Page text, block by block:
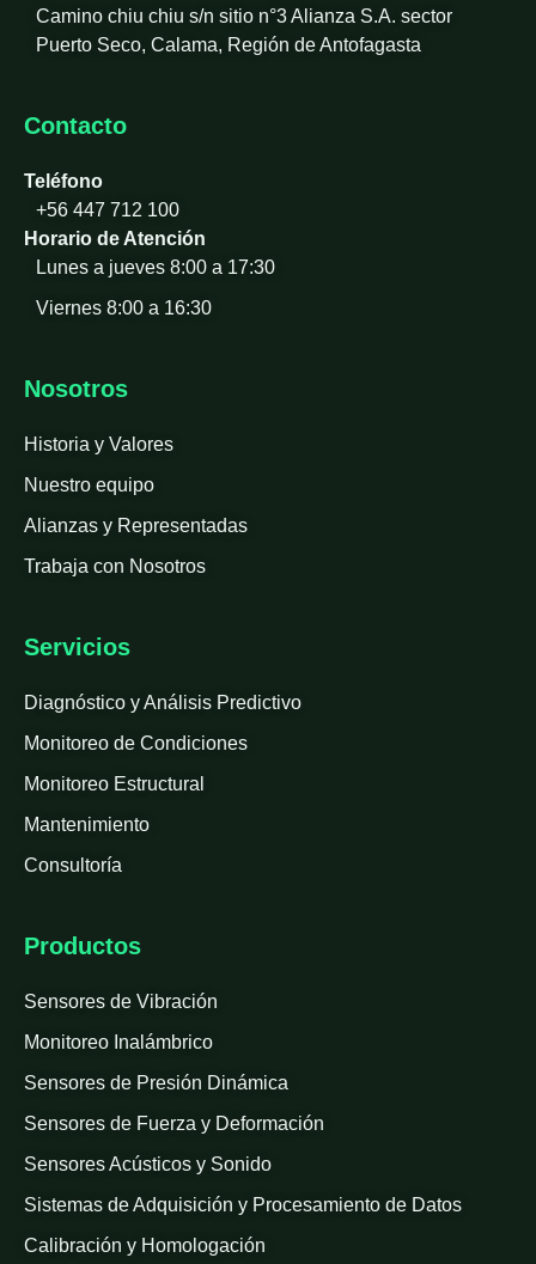
Camino chiu chiu s/n sitio n°3 Alianza S.A. sector
Puerto Seco, Calama, Región de Antofagasta
Contacto
Teléfono
+56 447 712 100
Horario de Atención
Lunes a jueves 8:00 a 17:30
Viernes 8:00 a 16:30
Nosotros
Historia y Valores
Nuestro equipo
Alianzas y Representadas
Trabaja con Nosotros
Servicios
Diagnóstico y Análisis Predictivo
Monitoreo de Condiciones
Monitoreo Estructural
Mantenimiento
Consultoría
Productos
Sensores de Vibración
Monitoreo Inalámbrico
Sensores de Presión Dinámica
Sensores de Fuerza y Deformación
Sensores Acústicos y Sonido
Sistemas de Adquisición y Procesamiento de Datos
Calibración y Homologación